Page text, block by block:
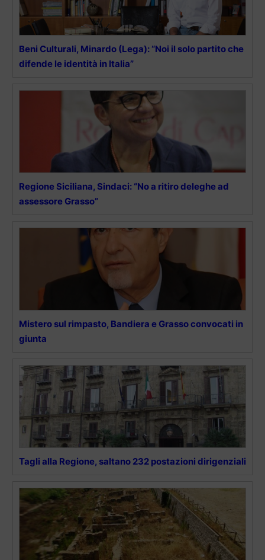
Beni Culturali, Minardo (Lega): “Noi il solo partito che
difende le identità in Italia”
Regione Siciliana, Sindaci: “No a ritiro deleghe ad
assessore Grasso”
Mistero sul rimpasto, Bandiera e Grasso convocati in
giunta
Tagli alla Regione, saltano 232 postazioni dirigenziali